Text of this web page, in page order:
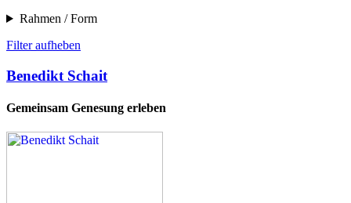
Rahmen / Form
Filter aufheben
Benedikt Schait
Gemeinsam Genesung erleben